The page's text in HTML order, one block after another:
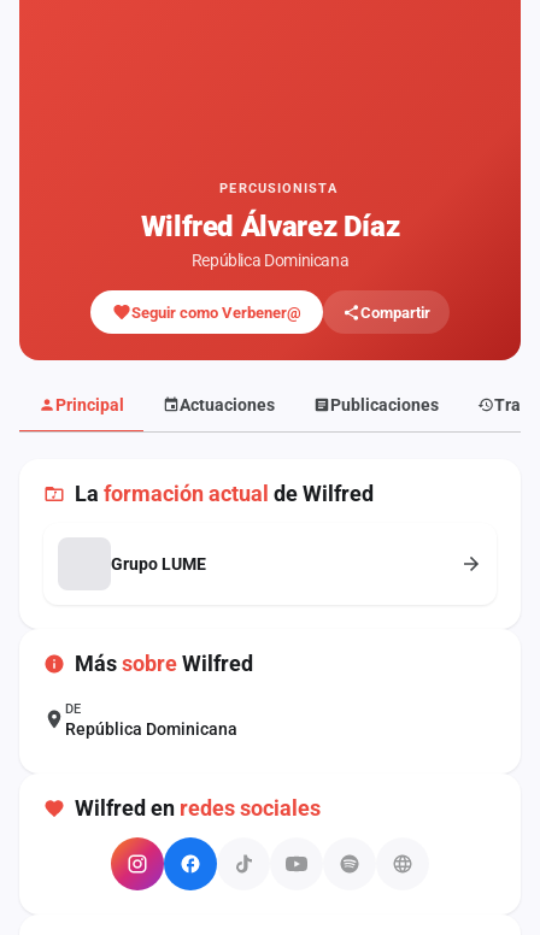
PERCUSIONISTA
Wilfred Álvarez Díaz
República Dominicana
Seguir como Verbener@ Compartir
Principal Actuaciones Publicaciones
La formación actual de Wilfred
Grupo LUME
MássobreWilfred
DE
República Dominicana
Wilfred en redes sociales
Rankings
Anuncios
sesión
Crear
Contacto